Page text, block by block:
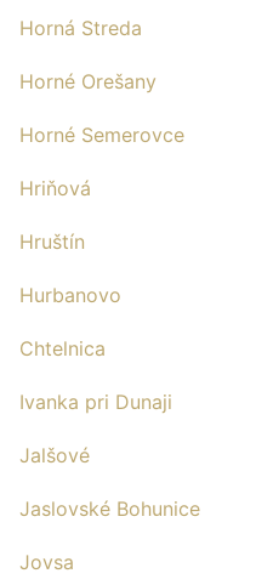
Horná Streda
Horné Orešany
Horné Semerovce
Hriňová
Hruštín
Hurbanovo
Chtelnica
Ivanka pri Dunaji
Jalšové
Jaslovské Bohunice
Jovsa